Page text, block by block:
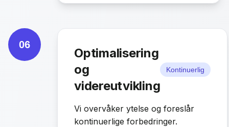
06
Optimalisering
og
videreutvikling
Kontinuerlig
Vi overvåker ytelse og foreslår
kontinuerlige forbedringer.